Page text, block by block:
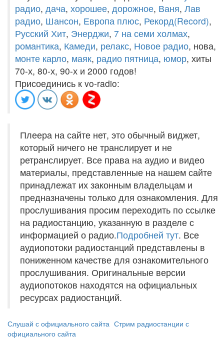
радио, дача, хорошее, дорожное, Ваня, Лав
радио, Шансон, Европа плюс, Рекорд(Record),
Русский Хит, Энерджи, 7 на семи холмах,
романтика, Камеди, релакс, Новое радио, нова,
монте карло, маяк, радио пятница, юмор, хиты
70-х, 80-х, 90-х и 2000 годов!
Присоединись к vo-radio:
Плеера на сайте нет, это обычный виджет,
который ничего не транслирует и не
ретранслирует. Все права на аудио и видео
материалы, представленные на нашем сайте
принадлежат их законным владельцам и
предназначены только для ознакомления. Для
прослушивания просим переходить по ссылке
на радиостанцию, указанную в разделе с
информацией о радио.Подробней тут. Все
аудиопотоки радиостанций представлены в
пониженном качестве для ознакомительного
прослушивания. Оригинальные версии
аудиопотоков находятся на официальных
ресурсах радиостанций.
Слушай с официального сайта Стрим радиостанции с
официального сайта